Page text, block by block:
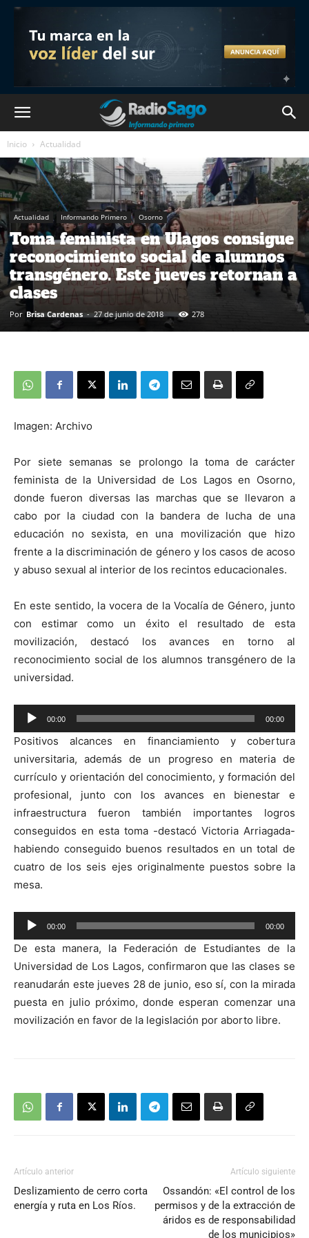
Inicio Actualidad
Actualidad Informando Primero Osorno
Toma feminista en Ulagos consigue
reconocimiento social de alumnos
transgénero. Este jueves retornan a
clases
Por Brisa Cardenas - 27 de junio de 2018 278
Imagen: Archivo
Por siete semanas se prolongo la toma de carácter
feminista de la Universidad de Los Lagos en Osorno,
donde fueron diversas las marchas que se llevaron a
cabo por la ciudad con la bandera de lucha de una
educación no sexista, en una movilización que hizo
frente a la discriminación de género y los casos de acoso
y abuso sexual al interior de los recintos educacionales.
En este sentido, la vocera de la Vocalía de Género, junto
con estimar como un éxito el resultado de esta
movilización, destacó los avances en torno al
reconocimiento social de los alumnos transgénero de la
universidad.
Reproductor
de
audio
00:00 00:00
Positivos alcances en financiamiento y cobertura
universitaria, además de un progreso en materia de
currículo y orientación del conocimiento, y formación del
profesional, junto con los avances en bienestar e
infraestructura fueron también importantes logros
conseguidos en esta toma -destacó Victoria Arriagada-
habiendo conseguido buenos resultados en un total de
cuatro de los seis ejes originalmente puestos sobre la
mesa.
Reproductor
de
audio
00:00 00:00
De esta manera, la Federación de Estudiantes de la
Universidad de Los Lagos, confirmaron que las clases se
reanudarán este jueves 28 de junio, eso sí, con la mirada
puesta en julio próximo, donde esperan comenzar una
movilización en favor de la legislación por aborto libre.
Artículo anterior
Deslizamiento de cerro corta
energía y ruta en Los Ríos.
Artículo siguiente
Ossandón: «El control de los
permisos y de la extracción de
áridos es de responsabilidad
de los municipios»